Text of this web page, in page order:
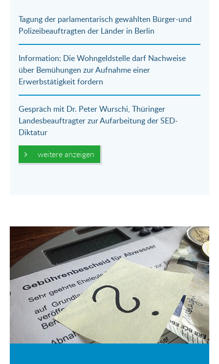
Mail
Tagung der parlamentarisch gewählten Bürger-und
Polizeibeauftragten der Länder in Berlin
Information: Die Wohngeldstelle darf Nachweise
über Bemühungen zur Aufnahme einer
Erwerbstätigkeit fordern
Gespräch mit Dr. Peter Wurschi, Thüringer
Landesbeauftragter zur Aufarbeitung der SED-
Diktatur
weitere anzeigen